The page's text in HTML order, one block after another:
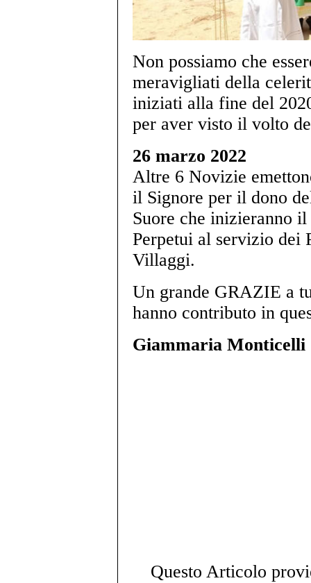
Non possiamo che
meravigliati della
iniziati alla fine del
per aver visto il volto
26 marzo 2022
Altre 6 Novizie
il Signore per il dono
Suore che inizieranno
Perpetui al servizio dei
Villaggi.
Un grande GRAZIE a
hanno contributo in
Giammaria Monticelli
Questo Articolo